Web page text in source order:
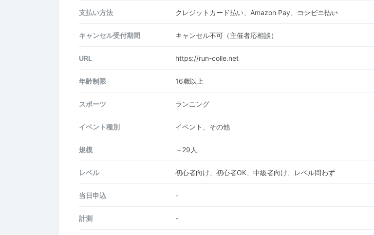
支払い方法 クレジットカード払い、Amazon Pay、 コンビニ払い
キャンセル受付期間 キャンセル不可（主催者応相談）
URL https://run-colle.net
年齢制限 16歳以上
スポーツ ランニング
イベント種別 イベント、その他
規模 ～29人
レベル 初心者向け、初心者OK、中級者向け、レベル問わず
当日申込 -
計測 -